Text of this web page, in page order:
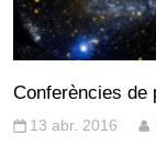
Conferències de
13 abr. 2016